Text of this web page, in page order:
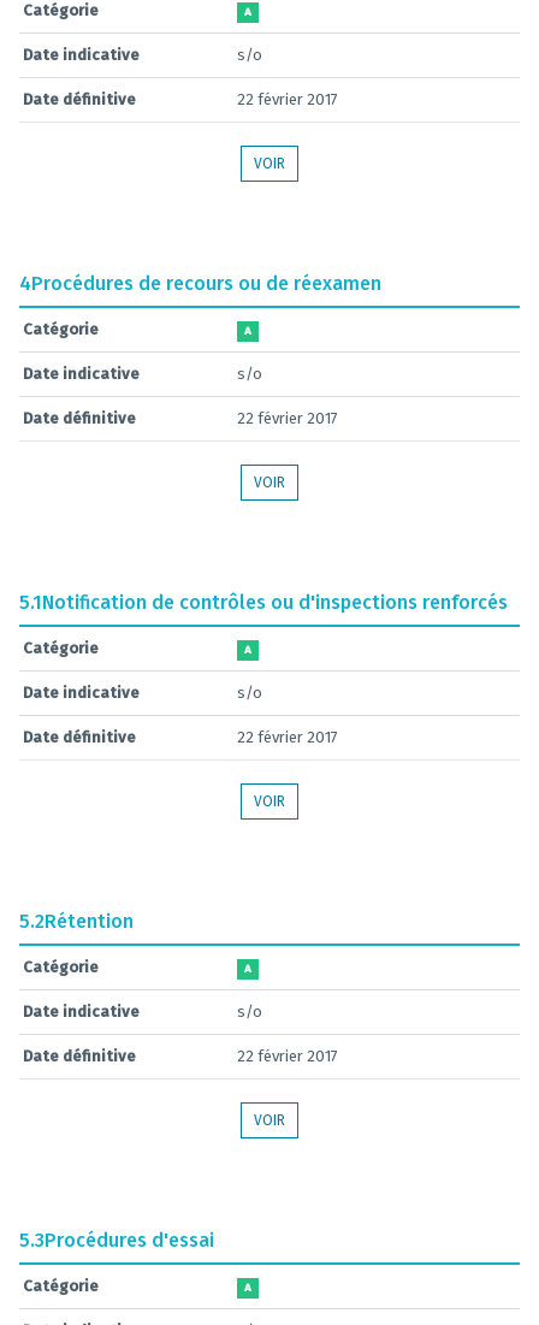
Catégorie A
Date indicative s/o
Date définitive 22 février 2017
VOIR
4Procédures de recours ou de réexamen
Catégorie A
Date indicative s/o
Date définitive 22 février 2017
VOIR
5.1Notification de contrôles ou d'inspections renforcés
Catégorie A
Date indicative s/o
Date définitive 22 février 2017
VOIR
5.2Rétention
Catégorie A
Date indicative s/o
Date définitive 22 février 2017
VOIR
5.3Procédures d'essai
Catégorie A